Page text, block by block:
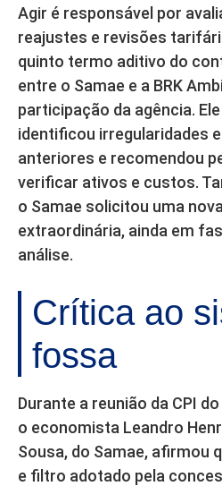
Agir é responsável por
reajustes e revisões
quinto termo aditivo do
entre o Samae e a BRK
participação da agência.
identificou irregularidades
anteriores e recomendou
verificar ativos e custos.
o Samae solicitou uma
extraordinária, ainda em
análise.
Crítica ao
fossa
Durante a reunião da CPI
o economista Leandro
Sousa, do Samae, afirmou
e filtro adotado pela